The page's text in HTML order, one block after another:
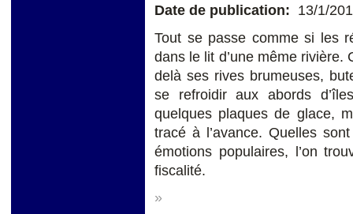
Date de publication: 13/1/
Tout se passe comme si les
dans le lit d’une même rivière.
delà ses rives brumeuses,
se refroidir aux abords
quelques plaques de glace,
tracé à l’avance. Quelles
émotions populaires, l’on
fiscalité.
»